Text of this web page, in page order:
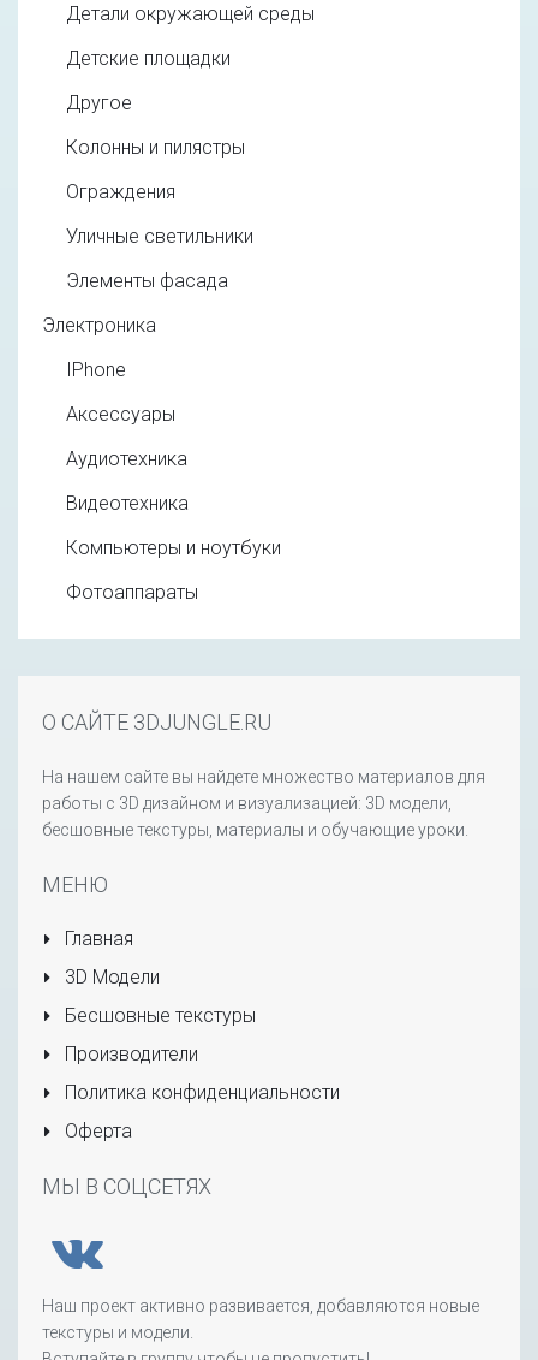
Детали окружающей среды
Детские площадки
Другое
Колонны и пилястры
Ограждения
Уличные светильники
Элементы фасада
Электроника
IPhone
Аксессуары
Аудиотехника
Видеотехника
Компьютеры и ноутбуки
Фотоаппараты
О САЙТЕ 3DJUNGLE.RU
На нашем сайте вы найдете множество материалов для
работы с 3D дизайном и визуализацией: 3D модели,
бесшовные текстуры, материалы и обучающие уроки.
МЕНЮ
Главная
3D Модели
Бесшовные текстуры
Производители
Политика конфиденциальности
Оферта
МЫ В СОЦСЕТЯХ
Наш проект активно развивается, добавляются новые
текстуры и модели.